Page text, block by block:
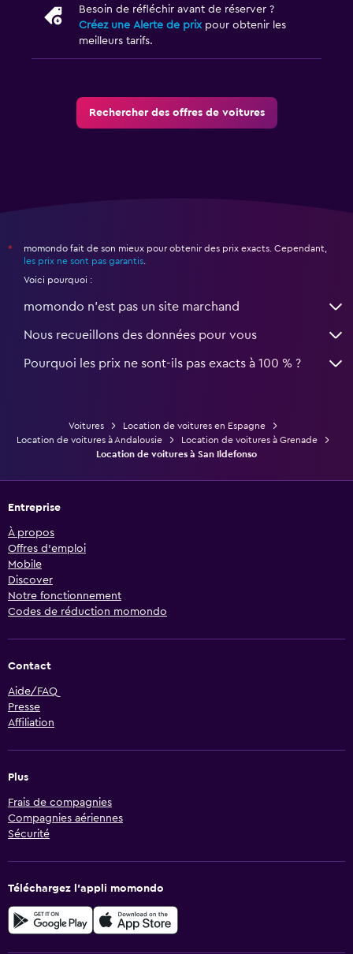
Besoin de réfléchir avant de réserver ?
Créez une Alerte de prixpour obtenir les
meilleurs tarifs.
Rechercher des offres de voitures
*
momondo fait de son mieux pour obtenir des prix exacts. Cependant,
les prix ne sont pas garantis.
Voici pourquoi :
momondo n'est pas un site marchand
Nous recueillons des données pour vous
Pourquoi les prix ne sont-ils pas exacts à 100 % ?
Voitures
Location de voitures en Espagne
Location de voitures à Andalousie
Location de voitures à Grenade
Location de voitures à San Ildefonso
Entreprise
À propos
Offres d’emploi
Mobile
Discover
Notre fonctionnement
Codes de réduction momondo
Contact
Aide/FAQ
Presse
Affiliation
Plus
Frais de compagnies
Compagnies aériennes
Sécurité
Téléchargez l’appli momondo